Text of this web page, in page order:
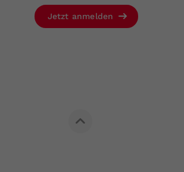
Jetzt anmelden